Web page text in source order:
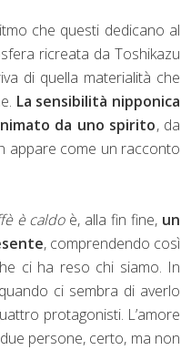
che questi dedicano al
ricreata da Toshikazu
di quella materialità che
La sensibilità nipponica
da uno spirito, da
appare come un racconto
è caldoè, alla fin fine, un
, comprendendo così
ci ha reso chi siamo. In
ci sembra di averlo
protagonisti. L’amore
persone, certo, ma non